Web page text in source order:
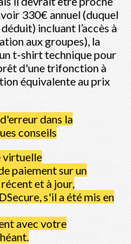
330€ annuel (duquel
incluant l’accès à
aux groupes), la
t-shirt technique pour
d'une trifonction à
équivalente au prix
dans la
conseils
virtuelle
paiement sur un
et à jour,
s'il a été mis en
avec votre